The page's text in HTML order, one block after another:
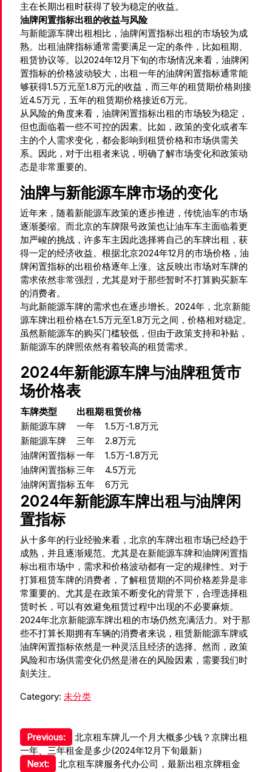
主在长期出租时获得了较为稳定的收益。
油牌闲置指标出租的收益与风险
与新能源车牌出租相比，油牌闲置指标出租的市场较为成
熟。出租油牌指标通常需要满足一定的条件，比如租期、
租赁协议等。以2024年12月下旬的市场情况来看，油牌闲
置指标的价格波动较大，出租一年的油牌闲置指标通常能
够获得1.5万元至1.8万元的收益，而三年的租赁期价格则接
近4.5万元，五年的租赁期价格接近6万元。
从风险的角度来看，油牌闲置指标出租的市场较为稳定，
但也面临着一些不可控的因素。比如，政策的变化或者车
主的个人需求变化，都会影响到租赁价格和市场供需关
系。因此，对于出租者来说，明确了解市场变化和政策动
态是非常重要的。
油牌与新能源车牌市场的变化
近年来，随着新能源车政策的逐步推进，传统油车的市场
逐渐萎缩。而北京的车牌限号政策也让油车车主面临着更
加严峻的挑战，许多车主因此选择将自己的车牌出租，获
得一定的经济收益。根据北京2024年12月的市场价格，油
牌闲置指标的出租价格逐年上涨。这反映出市场对车牌的
需求依然非常强烈，尤其是对于那些暂时不打算购买新车
的消费者。
与此新能源车牌的需求也在逐步增长。2024年，北京新能
源车牌出租价格在1.5万元至1.8万元之间，价格相对稳定。
虽然新能源车的购买门槛较低，但由于政策支持和补贴，
新能源车的牌照依然有着较高的租赁需求。
2024年新能源车牌与油牌租赁市
场价格表
车牌类型 出租期租赁价格
新能源车牌
一年
1.5万-1.8万元
新能源车牌
三年
2.8万元
油牌闲置指标一年
1.5万-1.8万元
油牌闲置指标三年
4.5万元
油牌闲置指标五年 6万元
2024年新能源车牌出租与油牌闲
置指标
从十多年的行业经验来看，北京的车牌出租市场已经趋于
成熟，并且逐渐规范。尤其是在新能源车牌和油牌闲置指
标出租市场中，需求和价格波动都有一定的规律性。对于
打算租赁车牌的消费者，了解租赁期的不同价格差异是非
常重要的。尤其是在政策不断变化的背景下，合理选择租
赁时长，可以有效避免租赁过程中出现的不必要麻烦。
2024年北京新能源车牌出租的市场仍然充满活力。对于那
些不打算长期拥有车辆的消费者来说，租赁新能源车牌或
油牌闲置指标依然是一种灵活且经济的选择。然而，政策
风险和市场供需变化仍然是潜在的风险因素，需要我们时
刻关注。
Category: 未分类
文
章
Previous:
北京租车牌儿一个月大概多少钱？京牌出租
一年、三年租金是多少(2024年12月下旬最新）
Next:
北京租车牌服务代办公司，最新出租京牌租金